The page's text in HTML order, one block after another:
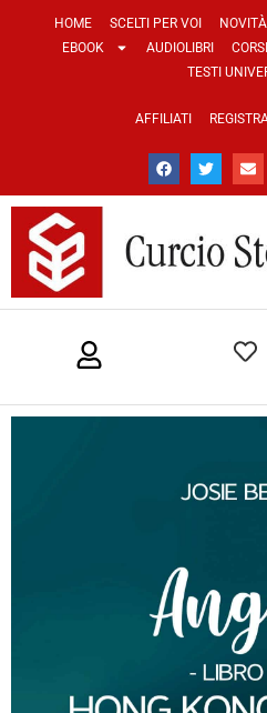
HOME SCELTI PER VOI NOVITÀ
EBOOK
AUDIOLIBRI CORSI
TESTI
AFFILIATI